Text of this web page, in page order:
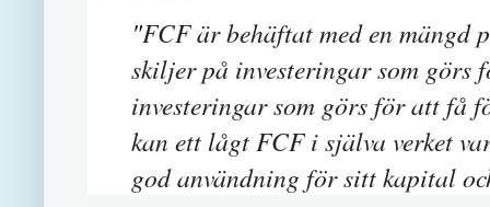
"FCF är behäftat med en mängd
skiljer på investeringar som görs
investeringar som görs för att få
kan ett lågt FCF i själva verket
god användning för sitt kapital